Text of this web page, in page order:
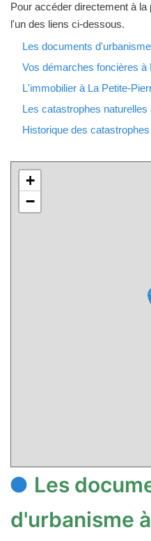
Pour accéder directement à
l'un des liens ci-dessous.
Les documents
Vos démarches foncières à
L'immobilier à La Petite-
Les catastrophes naturelles
Historique des
+
−
Les
d'urbanisme